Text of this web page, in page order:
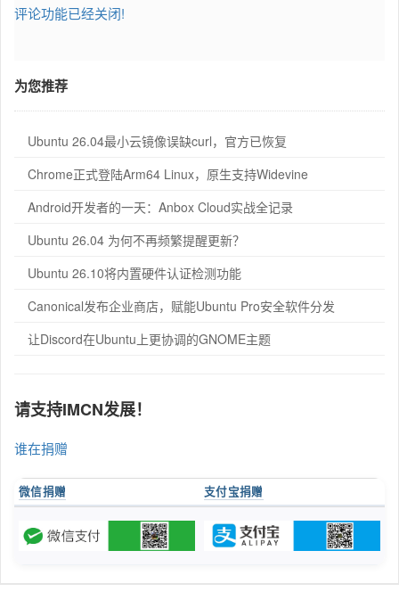
评论功能已经关闭!
为您推荐
Ubuntu 26.04最小云镜像误缺curl，官方已恢复
Chrome正式登陆Arm64 Linux，原生支持Widevine
Android开发者的一天：Anbox Cloud实战全记录
Ubuntu 26.04 为何不再频繁提醒更新？
Ubuntu 26.10将内置硬件认证检测功能
Canonical发布企业商店，赋能Ubuntu Pro安全软件分发
让Discord在Ubuntu上更协调的GNOME主题
请支持IMCN发展！
谁在捐赠
微信捐赠 支付宝捐赠